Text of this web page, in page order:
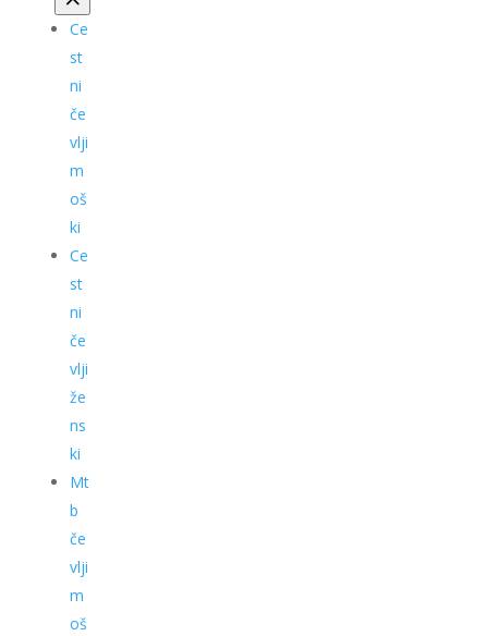
Ce
st
ni
če
vlji
m
oš
ki
Ce
st
ni
če
vlji
že
ns
ki
Mt
b
če
vlji
m
oš